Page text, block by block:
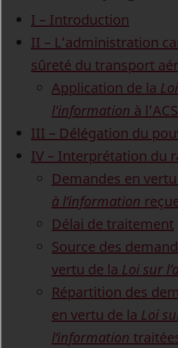
I – Introduction
II – L’administration
sûreté du transport
Application de la
l'information à
III – Délégation du
IV – Interprétation du
Demandes en
à l’information
Délai de traitement
Source des
vertu de la Loi sur
Répartition des
en vertu de la Loi
l’information